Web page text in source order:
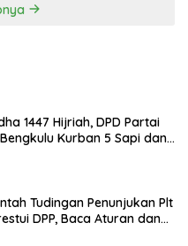
1447 Hijriah, DPD Partai
Kurban 5 Sapi dan 1
Tudingan Penunjukan Plt
DPP, Baca Aturan dan